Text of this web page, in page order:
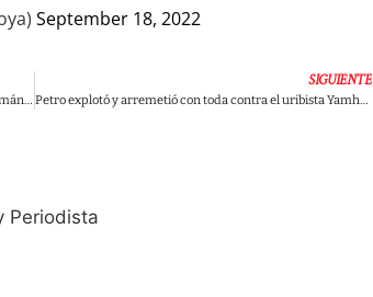
September 18, 2022
¡Lo dejó callado! La monumental peinada de Julián Román a Peñalosa en defensa de Petro
SIGUIENTE
Petro explotó y arremetió con toda contra el uribista Yamhure por publicar video falso en redes
Periodista